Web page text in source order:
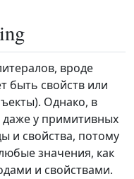
вроде
быть свойств или
Однако, в
даже у примитивных
и свойства, потому
значения, как
и свойствами.